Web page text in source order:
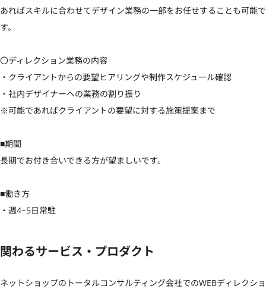
あればスキルに合わせてデザイン業務の一部をお任せすることも可能で
す。
〇ディレクション業務の内容
・クライアントからの要望ヒアリングや制作スケジュール確認
・社内デザイナーへの業務の割り振り
※可能であればクライアントの要望に対する施策提案まで
■期間
長期でお付き合いできる方が望ましいです。
■働き方
・週4~5日常駐
関わるサービス・プロダクト
ネットショップのトータルコンサルティング会社でのWEBディレクショ